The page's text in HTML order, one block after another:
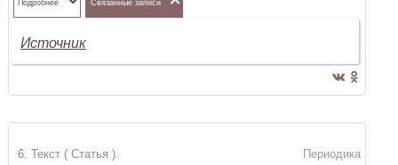
Подробнее Связанные записи
Источник
Периодика
6. Текст ( Статья ).